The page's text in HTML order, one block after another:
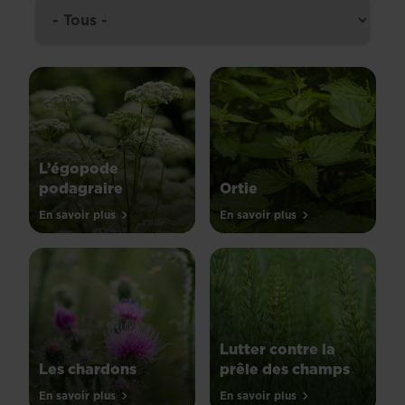
L’égopode
podagraire
En savoir plus
Ortie
En savoir plus
Les chardons
En savoir plus
Lutter contre la
prêle des champs
En savoir plus